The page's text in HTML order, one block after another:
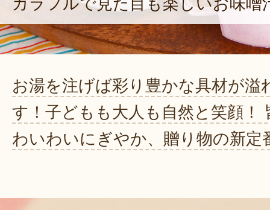
お湯を注げば彩り豊かな具材が溢
す！子どもも大人も自然と笑顔！
わいわいにぎやか、贈り物の新定